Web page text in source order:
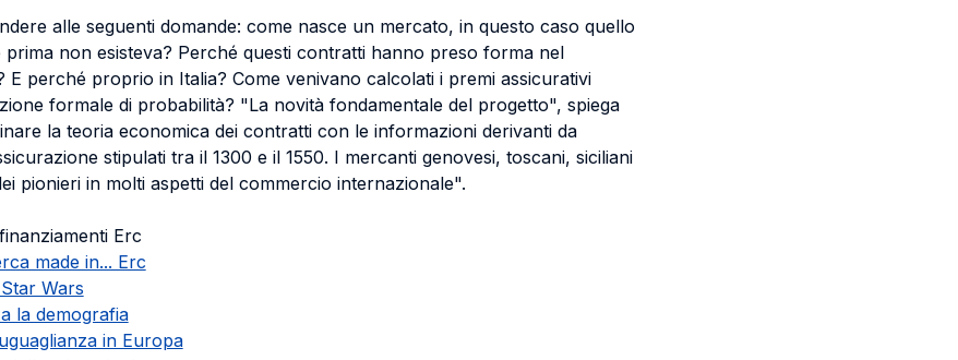
alle seguenti domande: come nasce un mercato, in questo caso quello
prima non esisteva? Perché questi contratti hanno preso forma nel
E perché proprio in Italia? Come venivano calcolati i premi assicurativi
formale di probabilità? "La novità fondamentale del progetto", spiega
la teoria economica dei contratti con le informazioni derivanti da
stipulati tra il 1300 e il 1550. I mercanti genovesi, toscani, siciliani
pionieri in molti aspetti del commercio internazionale".
Erc
made in... Erc
Wars
la demografia
in Europa